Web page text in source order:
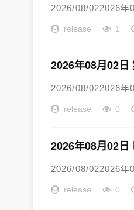
2026/08/022026年
release 1
2026年08月02日
2026/08/022026年
release 0
2026年08月02日
2026/08/022026年
release 0